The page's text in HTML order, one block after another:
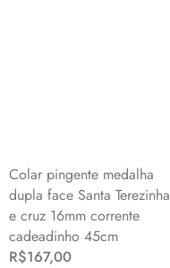
Colar pingente medalha
dupla face Santa Terezinha
e cruz 16mm corrente
cadeadinho 45cm
R$167,00